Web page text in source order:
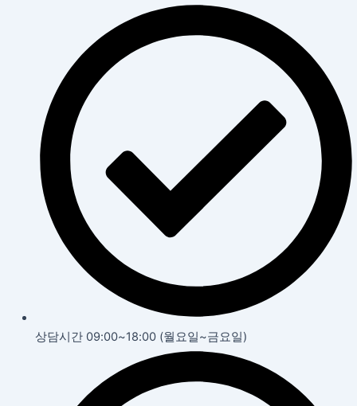
상담시간 09:00~18:00 (월요일~금요일)